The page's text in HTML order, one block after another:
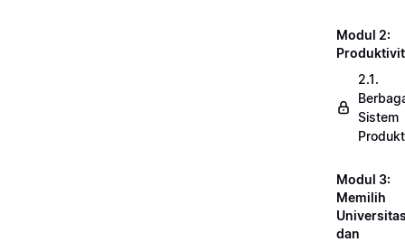
Modul 2:
2.1.
Sistem
Modul 3:
Memilih
dan